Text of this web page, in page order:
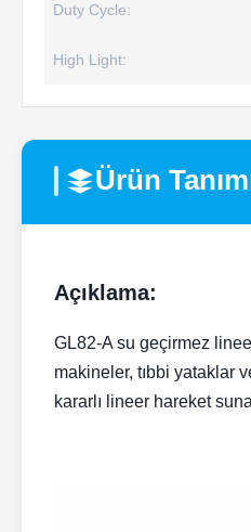
Duty Cycle:
High Light:
Ürün
Açıklama:
GL82-A su geçirmez
makineler, tıbbi yataklar
kararlı lineer hareket